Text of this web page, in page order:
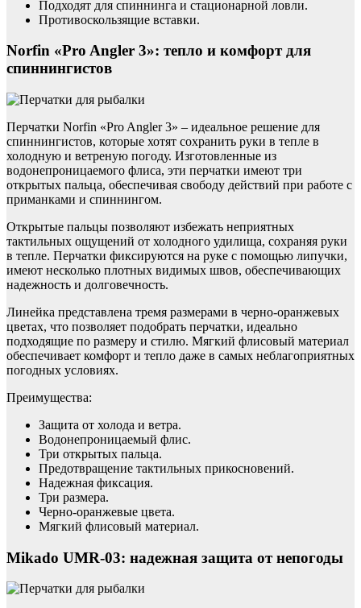
Подходят для спиннинга и стационарной ловли.
Противоскользящие вставки.
Norfin «Pro Angler 3»: тепло и комфорт для
спиннингистов
Перчатки Norfin «Pro Angler 3» – идеальное решение для
спиннингистов, которые хотят сохранить руки в тепле в
холодную и ветреную погоду. Изготовленные из
водонепроницаемого флиса, эти перчатки имеют три
открытых пальца, обеспечивая свободу действий при работе с
приманками и спиннингом.
Открытые пальцы позволяют избежать неприятных
тактильных ощущений от холодного удилища, сохраняя руки
в тепле. Перчатки фиксируются на руке с помощью липучки,
имеют несколько плотных видимых швов, обеспечивающих
надежность и долговечность.
Линейка представлена тремя размерами в черно-оранжевых
цветах, что позволяет подобрать перчатки, идеально
подходящие по размеру и стилю. Мягкий флисовый материал
обеспечивает комфорт и тепло даже в самых неблагоприятных
погодных условиях.
Преимущества:
Защита от холода и ветра.
Водонепроницаемый флис.
Три открытых пальца.
Предотвращение тактильных прикосновений.
Надежная фиксация.
Три размера.
Черно-оранжевые цвета.
Мягкий флисовый материал.
Mikado UMR-03: надежная защита от непогоды